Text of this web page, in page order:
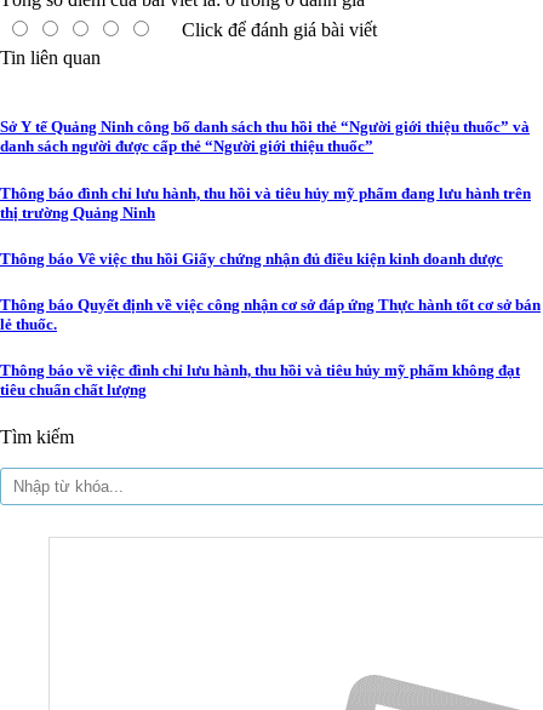
Click để đánh giá bài viết
Tin liên quan
Sở Y tế Quảng Ninh công bố danh sách thu hồi thẻ “Người giới thiệu thuốc” và
danh sách người được cấp thẻ “Người giới thiệu thuốc”
Thông báo đình chỉ lưu hành, thu hồi và tiêu hủy mỹ phẩm đang lưu hành trên
thị trường Quảng Ninh
Thông báo Về việc thu hồi Giấy chứng nhận đủ điều kiện kinh doanh dược
Thông báo Quyết định về việc công nhận cơ sở đáp ứng Thực hành tốt cơ sở bán
lẻ thuốc.
Thông báo về việc đình chỉ lưu hành, thu hồi và tiêu hủy mỹ phẩm không đạt
tiêu chuẩn chất lượng
Tìm kiếm